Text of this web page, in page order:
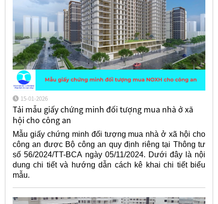
15-01-2026
Tải mẫu giấy chứng minh đối tượng mua nhà ở xã
hội cho công an
Mẫu giấy chứng minh đối tượng mua nhà ở xã hội cho
công an được Bộ công an quy định riêng tại Thông tư
số 56/2024/TT-BCA ngày 05/11/2024. Dưới đây là nội
dung chi tiết và hướng dẫn cách kê khai chi tiết biểu
mẫu.